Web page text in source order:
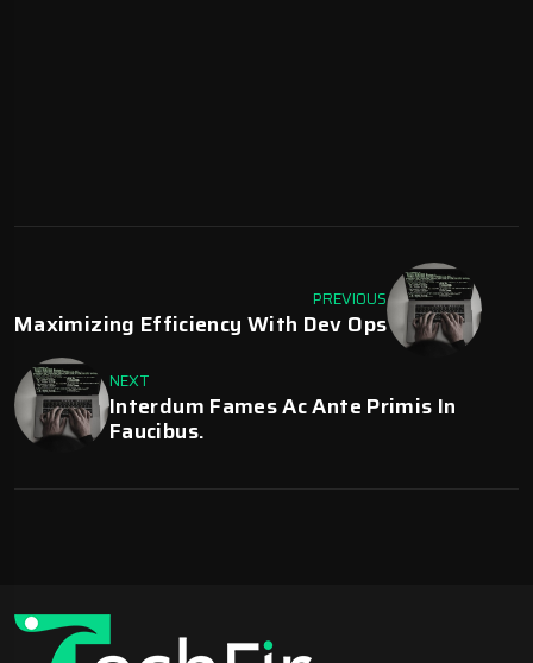
PREVIOUS
Maximizing Efficiency With Dev Ops
NEXT
Interdum Fames Ac Ante Primis In
Faucibus.